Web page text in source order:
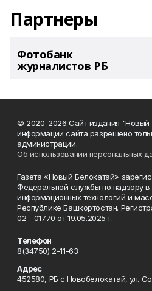
Партнеры
Фотобанк
журналистов РБ
© 2020-2026 Сайт издания "Новый
информации сайта разрешено
администрации.
Об использовании персональных
Газета «Новый Белокатай»
Федеральной службы по надзору
информационных технологий и
Республике Башкортостан.
02 - 01770 от 19.05.2025 г.
Телефон
8(34750) 2-11-63
Адрес
452580, РБ с.Новобелокатай, ул.